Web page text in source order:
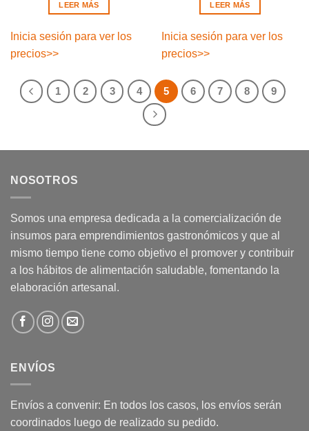
LEER MÁS
Inicia sesión para ver los
precios>>
LEER MÁS
Inicia sesión para ver los
precios>>
1 2 3 4 5 6 7 8 9
NOSOTROS
Somos una empresa dedicada a la comercialización de
insumos para emprendimientos gastronómicos y que al
mismo tiempo tiene como objetivo el promover y contribuir
a los hábitos de alimentación saludable, fomentando la
elaboración artesanal.
ENVÍOS
Envíos a convenir: En todos los casos, los envíos serán
coordinados luego de realizado su pedido.